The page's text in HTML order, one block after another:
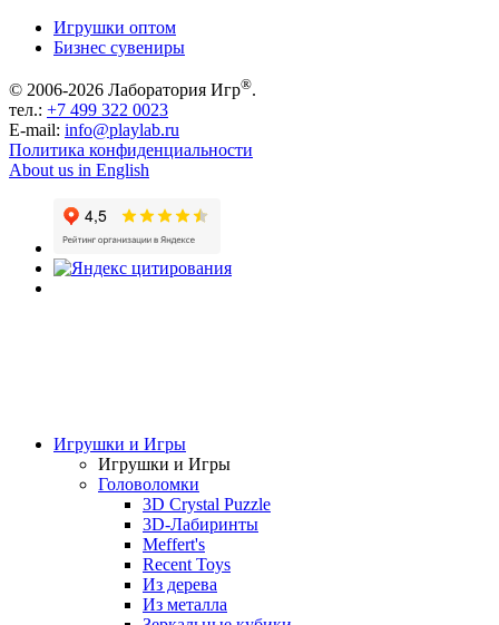
Игрушки оптом
Бизнес сувениры
© 2006-2026 Лаборатория Игр®.
тел.: +7 499 322 0023
E-mail: info@playlab.ru
Политика конфиденциальности
About us in English
Игрушки и Игры
Игрушки и Игры
Головоломки
3D Crystal Puzzle
3D-Лабиринты
Meffert's
Recent Toys
Из дерева
Из металла